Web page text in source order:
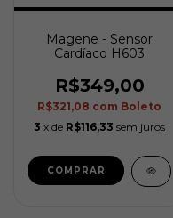
Magene - Sensor
Cardíaco H603
R$349,00
R$321,08 com Boleto
3 x de R$116,33 sem juros
COMPRAR